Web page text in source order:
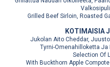
Grilled Beef Sirloin, Roasted
KOTIMAISIA
Jukolan Aito Cheddar,
Tyrni-Omenahilloketta Ja
Selection Of
With Buckthorn Apple